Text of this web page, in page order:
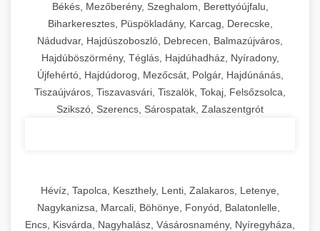
Békés, Mezőberény, Szeghalom, Berettyóújfalu,
Biharkeresztes, Püspökladány, Karcag, Derecske,
Nádudvar, Hajdúszoboszló, Debrecen, Balmazújváros,
Hajdúböszörmény, Téglás, Hajdúhadház, Nyíradony,
Újfehértó, Hajdúdorog, Mezőcsát, Polgár, Hajdúnánás,
Tiszaújváros, Tiszavasvári, Tiszalök, Tokaj, Felsőzsolca,
Szikszó, Szerencs, Sárospatak, Zalaszentgrót
Hévíz, Tapolca, Keszthely, Lenti, Zalakaros, Letenye,
Nagykanizsa, Marcali, Böhönye, Fonyód, Balatonlelle,
Encs, Kisvárda, Nagyhalász, Vásárosnamény, Nyíregyháza,